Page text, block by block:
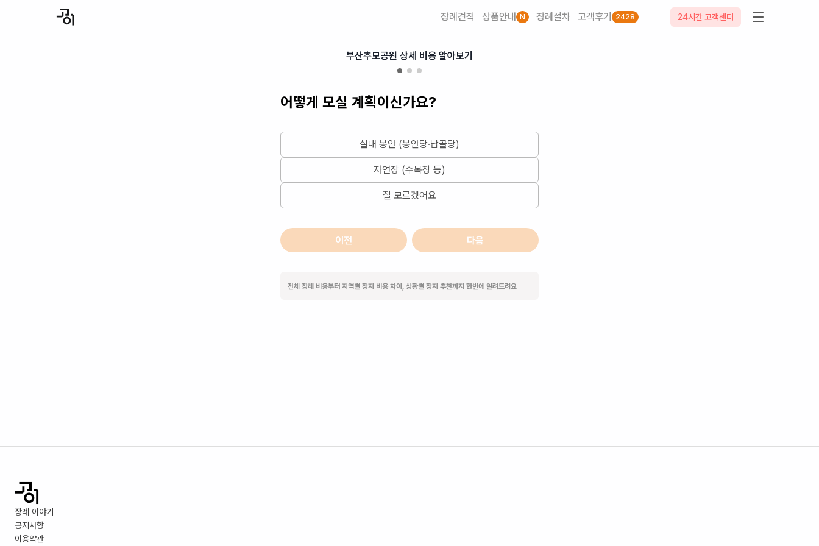
장례견적 상품안내 N 장례절차 고객후기 2428 24시간 고객센터
부산추모공원 상세 비용 알아보기
어떻게 모실 계획이신가요?
실내 봉안 (봉안당·납골당)
자연장 (수목장 등)
잘 모르겠어요
이전 다음
전체 장례 비용부터 지역별 장지 비용 차이, 상황별 장지 추천까지 한번에 알려드려요
장례 이야기
공지사항
이용약관